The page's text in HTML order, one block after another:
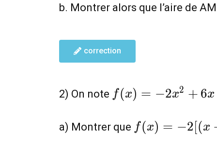
b. Montrer alors que l’aire de
correction
2) On note f(x)=-2x^{2}+6x
f (x) = −2x2 + 6x
a) Montrer que f(x)=-2[(x-
\frac{3}
f (x) = −2[(x